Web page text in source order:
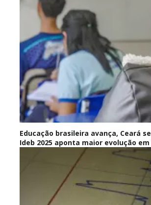
Educação brasileira avança, Ceará
Ideb 2025 aponta maior evolução em